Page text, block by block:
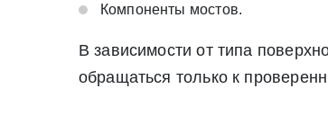
Компоненты мостов.
В зависимости от типа
обращаться только к